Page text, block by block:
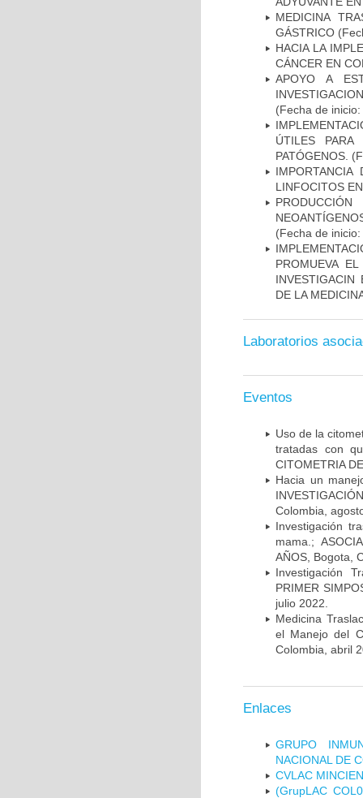
MEDICINA
GÁSTRICO
HACIA LA
CÁNCER EN
APOYO A
(Fecha de
ÚTILES
PATÓGENOS.
LINFOCITOS
(Fecha de
PROMUEVA
INVESTIGACIN
DE LA
Laboratorios
Eventos
Uso de la
tratadas con
CITOMETRIA
Hacia un
Colombia,
Investigación
mama.;
AÑOS, Bogota,
Investigación
PRIMER
julio 2022.
Medicina
el Manejo del
Colombia, abril
Enlaces
GRUPO
NACIONAL DE
CVLAC
(GrupLAC